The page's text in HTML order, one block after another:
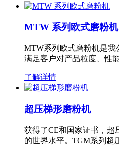
MTW 系列欧式磨粉机
MTW系列欧式磨粉机是
满足客户对产品粒度、性
了解详情
超压梯形磨粉机
获得了CE和国家证书，
的世界水平。TGM系列超